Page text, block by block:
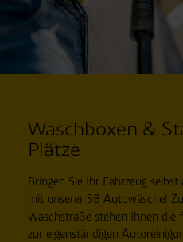
Waschboxen &
Plätze
Bringen Sie Ihr Fahrzeug
mit unserer SB Autowäsche!
Waschstraße stehen Ihnen die
zur eigenständigen